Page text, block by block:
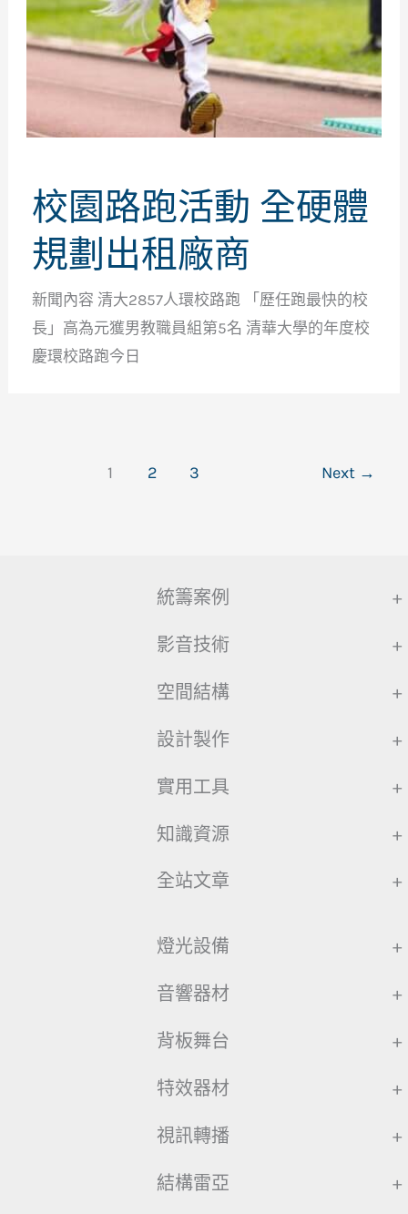
校園路跑活動 全硬體
規劃出租廠商
新聞內容 清大2857人環校路跑 「歷任跑最快的校
長」高為元獲男教職員組第5名 清華大學的年度校
慶環校路跑今日
1 2 3 Next →
統籌案例 +
影音技術 +
空間結構 +
設計製作 +
實用工具 +
知識資源 +
全站文章 +
燈光設備 +
音響器材 +
背板舞台 +
特效器材 +
視訊轉播 +
結構雷亞 +